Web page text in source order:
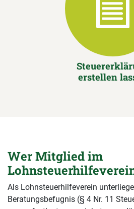
erstellen
Wer Mitglied im
Als Lohnsteuerhilfeverein
Beratungsbefugnis (§ 4 Nr. 11